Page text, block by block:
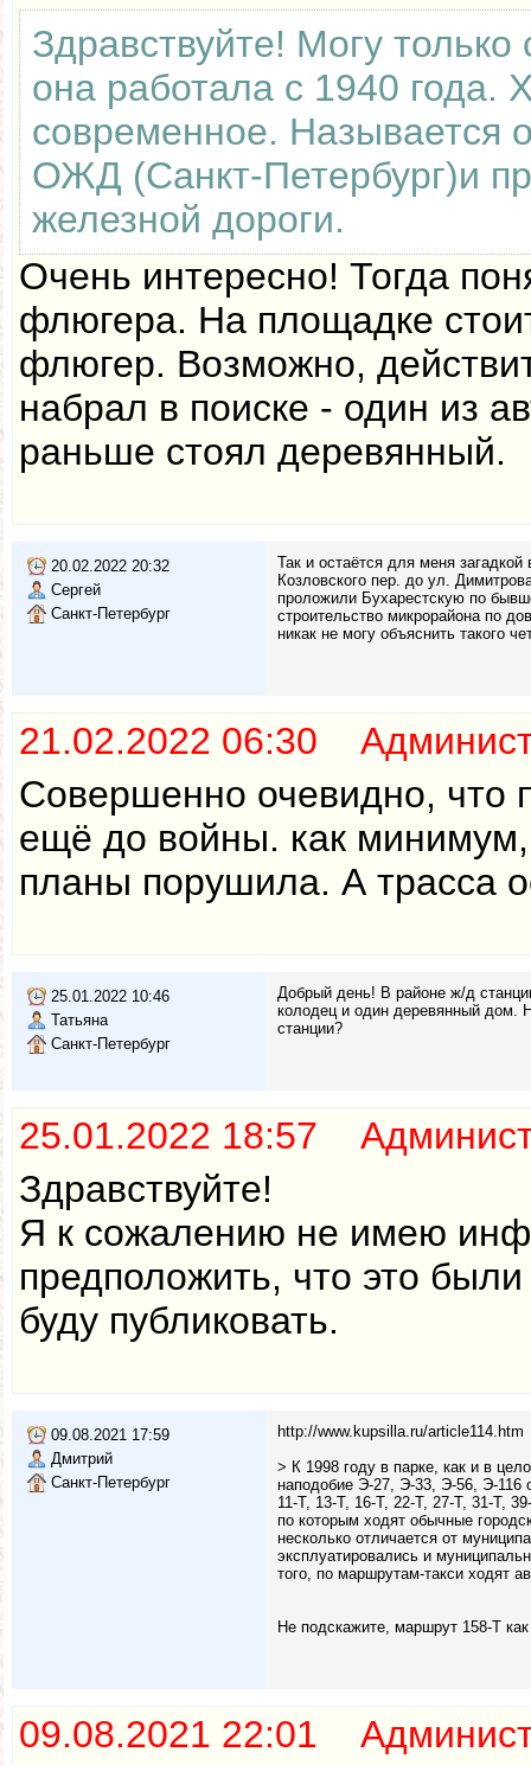
Здравствуйте! Могу
она работала с 1940 года.
современное. Называется
ОЖД (Санкт-Петербург)и
железной дороги.
Очень интересно! Тогда
флюгера. На площадке
флюгер. Возможно,
набрал в поиске - один из
раньше стоял деревянный.
20.02.2022 20:32
Сергей
Санкт-Петербург
Так и остаётся для меня
Козловского пер. до ул.
проложили Бухарестскую по
строительство микрорайона по
никак не могу объяснить такого
21.02.2022 06:30
Совершенно очевидно, что
ещё до войны. как минимум,
планы порушила. А трасса
25.01.2022 10:46
Татьяна
Санкт-Петербург
Добрый день! В районе ж/д
колодец и один деревянный дом.
станции?
25.01.2022 18:57
Здравствуйте!
Я к сожалению не имею
предположить, что это
буду публиковать.
09.08.2021 17:59
Дмитрий
Санкт-Петербург
http://www.kupsilla.ru/article114.htm
> К 1998 году в парке, как и в
наподобие Э-27, Э-33, Э-56, Э-116
11-Т, 13-Т, 16-Т, 22-Т, 27-Т, 31-Т,
по которым ходят обычные
несколько отличается от
эксплуатировались и
того, по маршрутам-такси ходят
Не подскажите, маршрут 158-Т
09.08.2021 22:01